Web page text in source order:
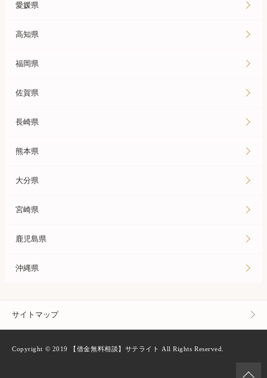
愛媛県
高知県
福岡県
佐賀県
長崎県
熊本県
大分県
宮崎県
鹿児島県
沖縄県
サイトマップ
Copyright © 2019 【借金無料相談】サテライト All Rights Reserved.